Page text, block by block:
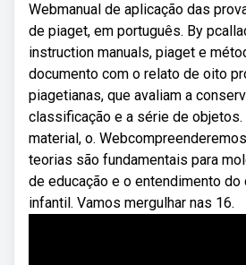
Webmanual de aplicação das
de piaget, em português. By
instruction manuals, piaget e
documento com o relato de oito
piagetianas, que avaliam a
classificação e a série de objetos.
material, o.
teorias são fundamentais para
de educação e o entendimento
infantil. Vamos mergulhar nas 16.